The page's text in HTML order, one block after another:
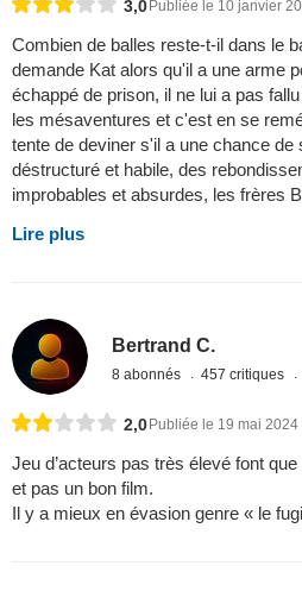
3,0Publiée le 10 janvier
Combien de balles reste-t-il dans le
demande Kat alors qu'il a une arme
échappé de prison, il ne lui a pas
les mésaventures et c'est en se
tente de deviner s'il a une chance de
déstructuré et habile, des
improbables et absurdes, les frères
Lire plus
Bertrand C.
8 abonnés 457 critiques
2,0Publiée le 19 mai 2024
Jeu d’acteurs pas très élevé font
et pas un bon film.
Il y a mieux en évasion genre « le